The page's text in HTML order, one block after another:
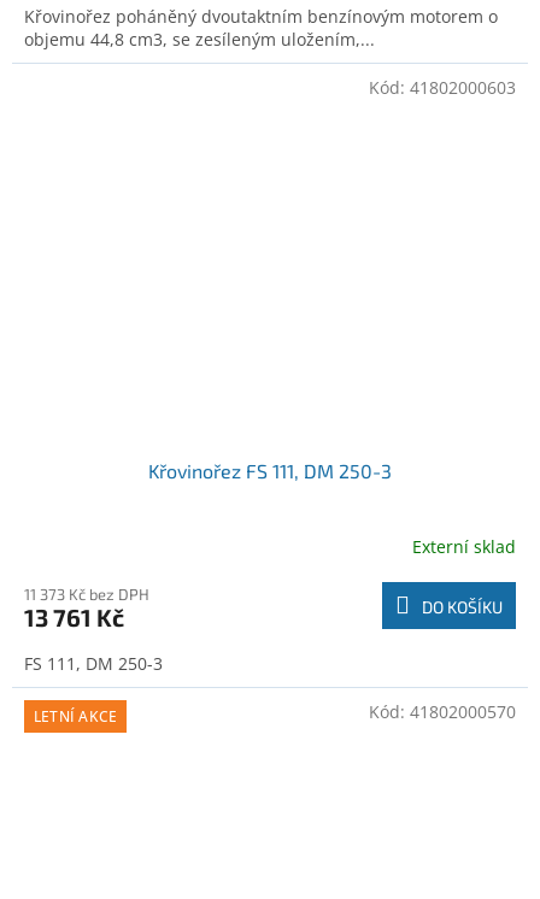
Křovinořez poháněný dvoutaktním benzínovým motorem o
objemu 44,8 cm3, se zesíleným uložením,...
Křovinořez FS 111, DM 250-3
Externí sklad
11 373 Kč bez DPH
13 761 Kč DO KOŠÍKU
FS 111, DM 250-3
Kód: 41802000603
LETNÍ AKCE Kód: 41802000570